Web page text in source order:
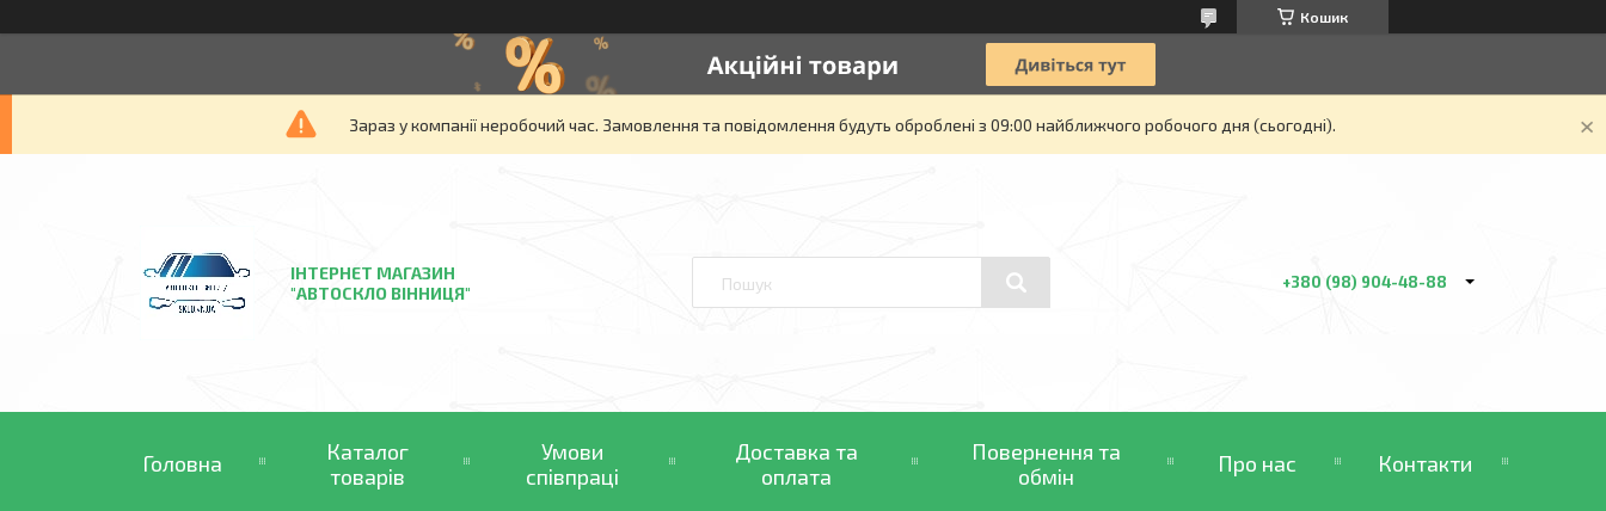
Кошик
Зараз у компанії неробочий час. Замовлення та повідомлення будуть оброблені з 09:00 найближчого робочого дня (сьогодні).
ІНТЕРНЕТ МАГАЗИН
"АВТОСКЛО ВІННИЦЯ"
+380 (98) 904-48-88
Головна
Каталог
товарів
Умови
співпраці
Доставка та
оплата
Повернення та
обмін
Про нас Контакти